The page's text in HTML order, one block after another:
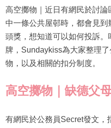
高空擲物｜近日有網民於討
中一條公共屋邨時，都會見
頭獎，想知道可以如何投訴
牌，Sundaykiss為大家整理
物，以及相關的扣分制度。
高空擲物｜缺德父
有網民於公務員Secret發文，